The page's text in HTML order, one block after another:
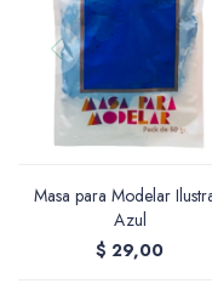
Masa para Modelar
Azul
$ 29,00